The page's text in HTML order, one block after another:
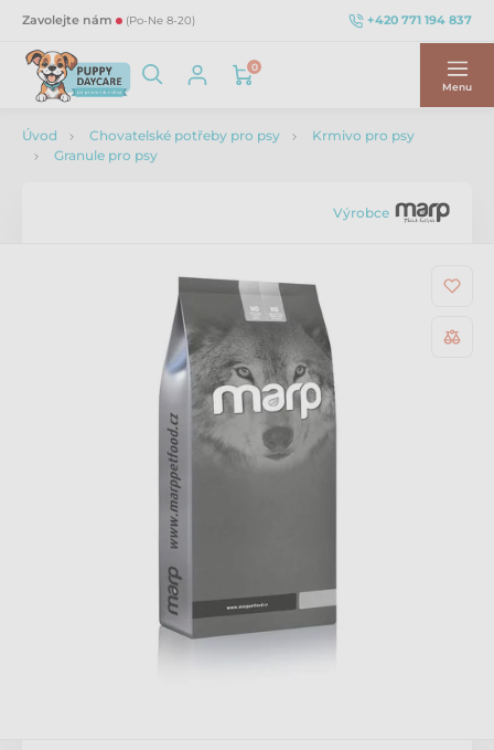
Zavolejte nám (Po-Ne 8-20) +420 771 194 837
0
Menu
Úvod Chovatelské potřeby pro psy
Krmivo pro psy
Granule pro psy
Výrobce